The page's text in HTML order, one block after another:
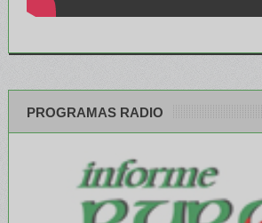
PROGRAMAS RADIO